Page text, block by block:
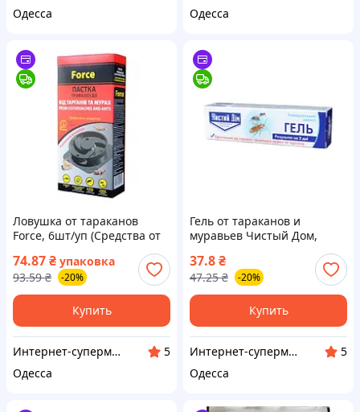
Одесса
Одесса
Ловушка от тараканов
Force, 6шт/уп (Средства от
муравьев, тараканов, блох
и клопов)
74.87₴ упаковка
93.59 ₴ -20%
Купить
Интернет-супермаркет Купа
5
Одесса
Гель от тараканов и
муравьев Чистый Дом,
муравьев, тараканов, блох
и клопов)
37.8₴
47.25 ₴ -20%
Купить
Интернет-супермаркет Купа
5
Одесса